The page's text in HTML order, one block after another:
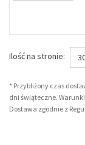
Ilość na stronie:
* Przybliżony czas
dni świąteczne.
Dostawa zgodnie z